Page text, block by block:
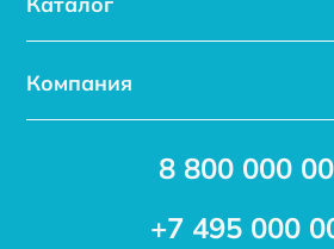
Каталог
Услуги
Компания
Доставка
8 800 000
+7 495 000